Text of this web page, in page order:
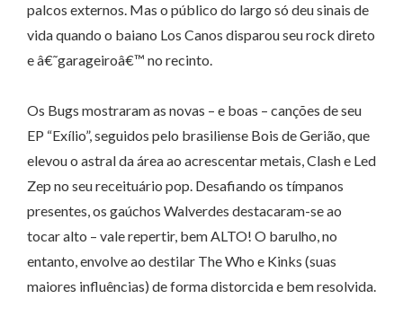
palcos externos. Mas o público do largo só deu sinais de
vida quando o baiano Los Canos disparou seu rock direto
e â€˜garageiroâ€™ no recinto.
Os Bugs mostraram as novas – e boas – canções de seu
EP “Exílio”, seguidos pelo brasiliense Bois de Gerião, que
elevou o astral da área ao acrescentar metais, Clash e Led
Zep no seu receituário pop. Desafiando os tímpanos
presentes, os gaúchos Walverdes destacaram-se ao
tocar alto – vale repertir, bem ALTO! O barulho, no
entanto, envolve ao destilar The Who e Kinks (suas
maiores influências) de forma distorcida e bem resolvida.